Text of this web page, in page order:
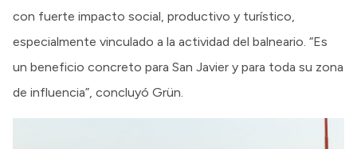
con fuerte impacto social, productivo y turístico,
especialmente vinculado a la actividad del balneario. “Es
un beneficio concreto para San Javier y para toda su zona
de influencia”, concluyó Grün.